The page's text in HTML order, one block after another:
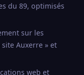
du 89, optimisés
sur les
Auxerre » et
web et